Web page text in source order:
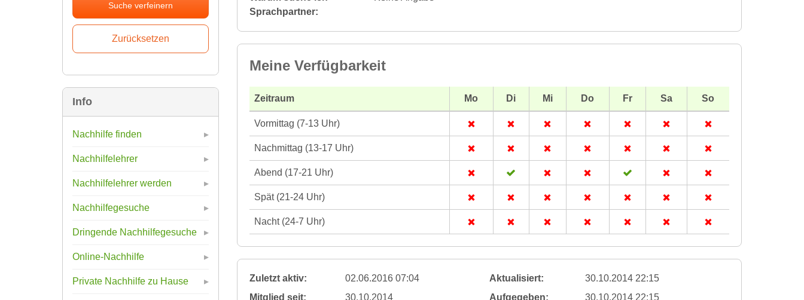
Suche verfeinern
Info
Nachhilfe finden
Nachhilfelehrer
Nachhilfelehrer werden
Nachhilfegesuche
Dringende Nachhilfegesuche
Online-Nachhilfe
Private Nachhilfe zu Hause
Sprachpartner:
Meine Verfügbarkeit
Zeitraum Mo Di Mi Do Fr Sa So
Vormittag (7-13 Uhr)
Nachmittag (13-17 Uhr)
Abend (17-21 Uhr)
Spät (21-24 Uhr)
Nacht (24-7 Uhr)
Zuletzt aktiv: 02.06.2016 07:04 Aktualisiert:
30.10.2014 22:15
Mitglied seit:
30.10.2014 Aufgegeben: 30.10.2014 22:15